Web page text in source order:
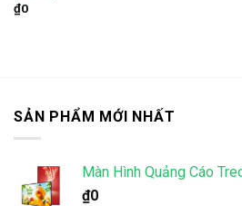
₫0
SẢN PHẨM MỚI NHẤT
Màn Hình Quảng Cáo
₫0